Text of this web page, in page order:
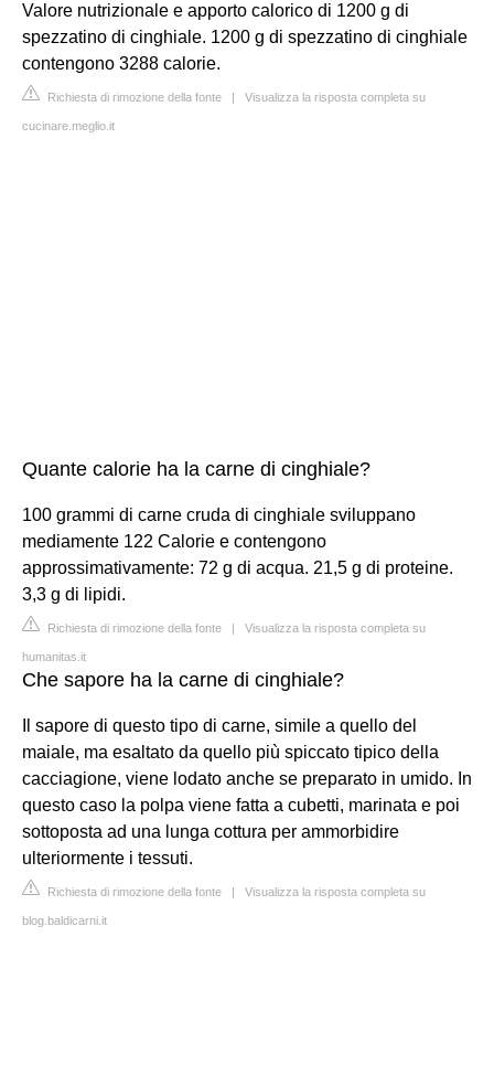
Valore nutrizionale e apporto calorico di 1200 g di
spezzatino di cinghiale. 1200 g di spezzatino di cinghiale
contengono 3288 calorie.
Richiesta di rimozione della fonte | Visualizza la risposta completa su
cucinare.meglio.it
Quante calorie ha la carne di cinghiale?
100 grammi di carne cruda di cinghiale sviluppano
mediamente 122 Calorie e contengono
approssimativamente: 72 g di acqua. 21,5 g di proteine.
3,3 g di lipidi.
Richiesta di rimozione della fonte | Visualizza la risposta completa su
humanitas.it
Che sapore ha la carne di cinghiale?
Il sapore di questo tipo di carne, simile a quello del
maiale, ma esaltato da quello più spiccato tipico della
cacciagione, viene lodato anche se preparato in umido. In
questo caso la polpa viene fatta a cubetti, marinata e poi
sottoposta ad una lunga cottura per ammorbidire
ulteriormente i tessuti.
Richiesta di rimozione della fonte | Visualizza la risposta completa su
blog.baldicarni.it